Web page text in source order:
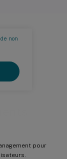
non
pour